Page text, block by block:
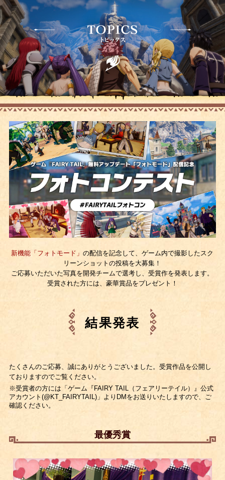
新機能「フォトモード」の配信を記念して、ゲーム内で撮影したスク
リーンショットの投稿を大募集！
ご応募いただいた写真を開発チームで選考し、受賞作を発表します。
受賞された方には、豪華賞品をプレゼント！
結果発表
たくさんのご応募、誠にありがとうございました。受賞作品を公開し
ておりますのでご覧ください。
※受賞者の方には「ゲーム『FAIRY TAIL（フェアリーテイル）』公式
アカウント(@KT_FAIRYTAIL)」よりDMをお送りいたしますので、ご
確認ください。
最優秀賞